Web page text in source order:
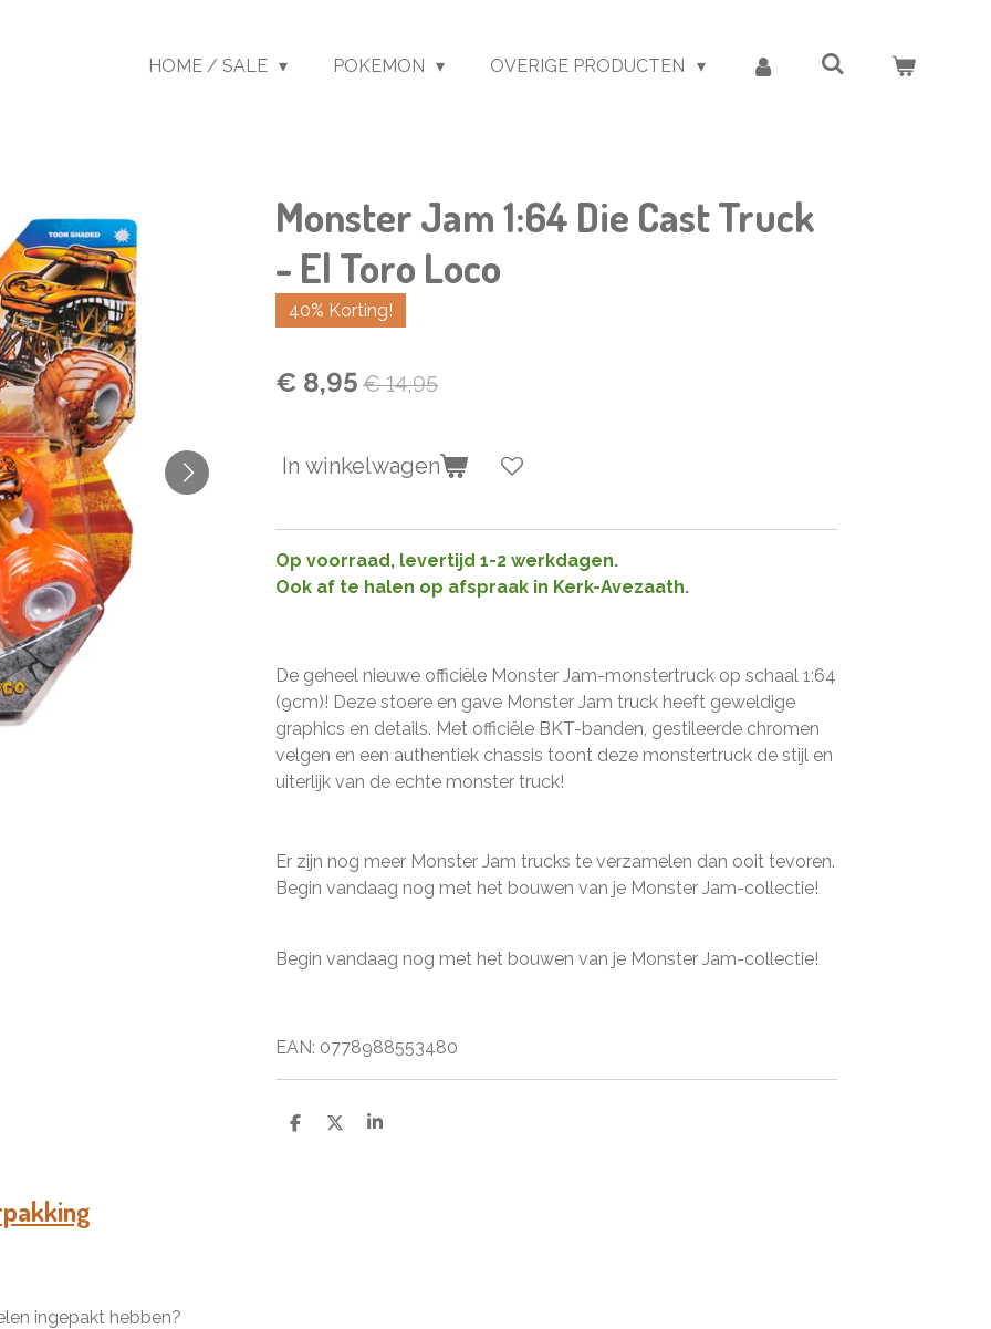
HOME / SALE POKEMON OVERIGE PRODUCTEN
Monster Jam 1:64 Die Cast Truck
- El Toro Loco
40% Korting!
€ 8,95 € 14,95
In winkelwagen
Op voorraad, levertijd 1-2 werkdagen.
Ook af te halen op afspraak in Kerk-Avezaath.
De geheel nieuwe officiële Monster Jam-monstertruck op schaal 1:64
(9cm)! Deze stoere en gave Monster Jam truck heeft geweldige
graphics en details. Met officiële BKT-banden, gestileerde chromen
velgen en een authentiek chassis toont deze monstertruck de stijl en
uiterlijk van de echte monster truck!
Er zijn nog meer Monster Jam trucks te verzamelen dan ooit tevoren.
Begin vandaag nog met het bouwen van je Monster Jam-collectie!
Begin vandaag nog met het bouwen van je Monster Jam-collectie!
EAN: 0778988553480
D
D
S
ingepakt hebben?